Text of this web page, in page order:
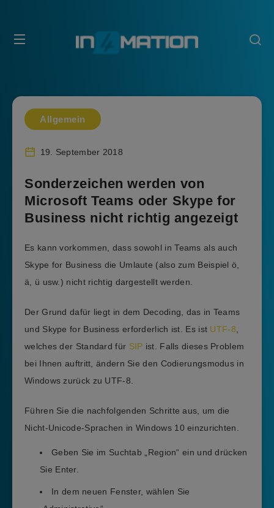
Allgemein
19. September 2018
Sonderzeichen werden von
Microsoft Teams oder Skype for
Business nicht richtig angezeigt
Es kann vorkommen, dass sowohl in Teams als auch
Skype for Business die Umlaute (also zum Beispiel ö,
ä, ü usw.) nicht richtig dargestellt werden.
Der Grund dafür liegt in dem Decoding, das in Teams
und Skype for Business erforderlich ist. Es ist UTF-8
welches der Standard für SIP ist. Falls dieses Problem
bei Ihnen auftritt, ändern Sie den Codierungsmodus in
Windows zurück zu UTF-8.
Führen Sie die nachfolgenden Schritte aus, um die
Nicht-Unicode-Sprachen in Windows 10 einzurichten.
Geben Sie im Suchtab „Region“ ein und drücken
Sie Enter.
In dem neuen Fenster, wählen Sie